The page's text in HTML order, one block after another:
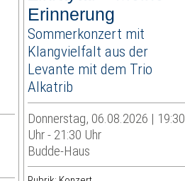
Erinnerung
Sommerkonzert mit
Klangvielfalt aus der
Levante mit dem Trio
Alkatrib
Donnerstag, 06.08.2026 | 19:30
Uhr - 21:30 Uhr
Budde-Haus